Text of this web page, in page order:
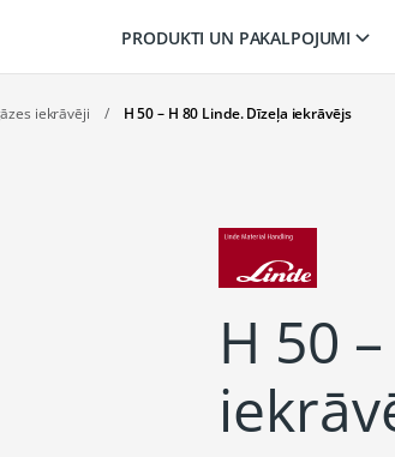
PRODUKTI UN PAKALPOJUMI
iekrāvēji / H 50 – H 80 Linde. Dīzeļa iekrāvējs
H 50